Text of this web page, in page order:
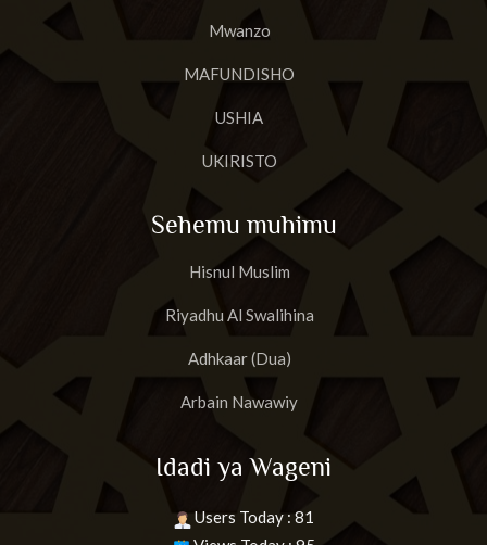
Mwanzo
MAFUNDISHO
USHIA
UKIRISTO
Sehemu muhimu
Hisnul Muslim
Riyadhu Al Swalihina
Adhkaar (Dua)
Arbain Nawawiy
Idadi ya Wageni
Users Today : 81